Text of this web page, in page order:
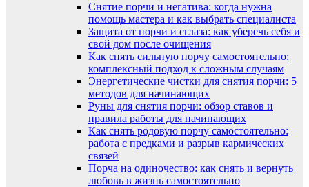
Снятие порчи и негатива: когда нужна
помощь мастера и как выбрать специалиста
Защита от порчи и сглаза: как уберечь себя и
свой дом после очищения
Как снять сильную порчу самостоятельно:
комплексный подход к сложным случаям
Энергетические чистки для снятия порчи: 5
методов для начинающих
Руны для снятия порчи: обзор ставов и
правила работы для начинающих
Как снять родовую порчу самостоятельно:
работа с предками и разрыв кармических
связей
Порча на одиночество: как снять и вернуть
любовь в жизнь самостоятельно